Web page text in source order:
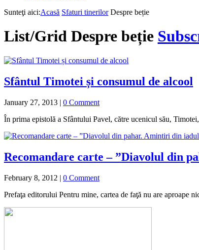
Sunteţi aici:Acasă Sfaturi tinerilor Despre beție
List/Grid Despre beție
Sfântul Timotei și consumul de alcool
January 27, 2013 | 0 Comment
În prima epistolă a Sfântului Pavel, către ucenicul său,
Recomandare carte – ”Diavolul din
February 8, 2012 | 0 Comment
Prefaţa editorului Pentru mine, cartea de faţă nu are